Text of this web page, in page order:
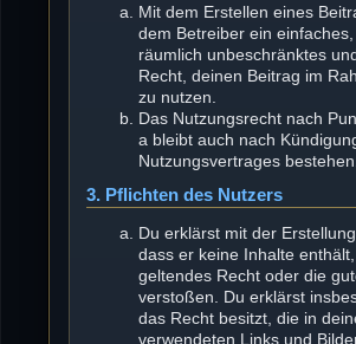
Mit dem Erstellen eines
dem Betreiber ein
räumlich unbeschränktes
Recht, deinen Beitrag im
zu nutzen.
Das Nutzungsrecht nach
a bleibt auch nach
Nutzungsvertrages bestehen.
3. Pflichten des Nutzers
Du erklärst mit der
dass er keine Inhalte
geltendes Recht oder die
verstoßen. Du erklärst
das Recht besitzt, die in
verwendeten Links und